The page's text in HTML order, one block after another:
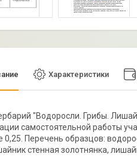
Характеристики
"Водоросли. Грибы.
самостоятельной работы
0,25. Перечень образцов:
стенная